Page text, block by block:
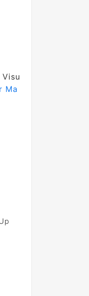
Visu
Ma